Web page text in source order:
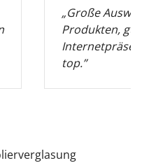
„Große
Produkten,
top.”